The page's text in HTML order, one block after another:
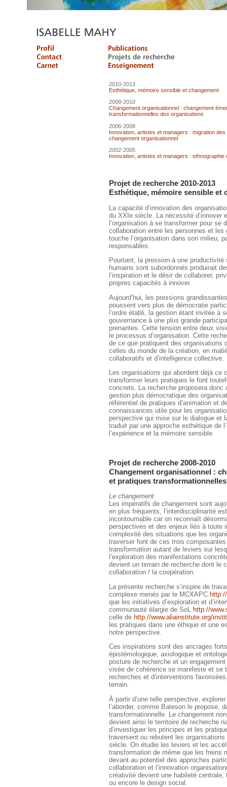
2010-2013
Esthétique, mémoire sensible et changement
2008-2010
Changement organisationnel : changement
transformationnelles des organisations
2006-2008
Innovation, artistes et managers : migration
changement organisationnel
2002-2005
Innovation, artistes et managers : ethnographie
Projet de recherche 2010-2013
Esthétique, mémoire sensible et
La capacité d’innovation des
du XXIe siècle. La nécessité d’innover
l’organisation à se transformer pour se
collaboration entre les personnes et
touche l’organisation dans son milieu,
responsables.
Pourtant, la pression à une
humains sont subordonnés produirait
l’inspiration et le désir de collaborer,
propres capacités à innover.
Aujourd’hui, les pressions
poussent vers plus de démocratie
l’ordre établi, la gestion étant invitée à
gouvernance à une plus grande
prenantes. Cette tension entre deux
le processus d’organisation. Cette
de ce que pratiquent des organisations
celles du monde de la création, en
collaboratifs et d’intelligence collective.
Les organisations qui abordent déjà ce
transformer leurs pratiques le font
concrets. La recherche proposera donc
gestion plus démocratique des
référentiel de pratiques d’animation et
connaissances utile pour les
perspective qui mise sur le dialogue et
traduit par une approche esthétique de
l’expérience et la mémoire sensible.
Projet de recherche 2008-2010
Changement organisationnel :
et pratiques
Le changement
Les impératifs de changement sont
en plus fréquents, l’interdisciplinarité
incontournable car on reconnaît
perspectives et des enjeux liés à toute
complexité des situations que les
traverser font de ces trois
transformation autant de leviers sur
l’exploration des manifestations
devient un terrain de recherche dont le
collaboration / la coopération.
La présente recherche s’inspire de
complexe menés par le MCXAPC
que les initiatives d’exploration et
communauté élargie de SoL http://
celle de http://www.aliainstitute.org/
les pratiques dans une éthique et une
notre perspective.
Ces inspirations sont des ancrages
épistémologique, axiologique et
posture de recherche et un
visée de cohérence se manifeste et se
recherches et d’interventions
terrain.
À partir d’une telle perspective,
l’aborder, comme Bateson le propose,
transformationnelle. Le changement
devient ainsi le territoire de recherche
d’investiguer les principes et les
traversent ou rebutent les
siècle. On étudie les leviers et les
transformation de même que les freins
devant au potentiel des approches
collaboration et l’innovation
créativité devient une habileté centrale,
ou encore le design social.